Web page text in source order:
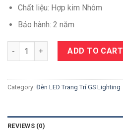
Chất liệu: Hợp kim Nhôm
Bảo hành: 2 năm
Quantity ADD TO CART
Category: Đèn LED Trang Trí GS Lighting
REVIEWS (0)